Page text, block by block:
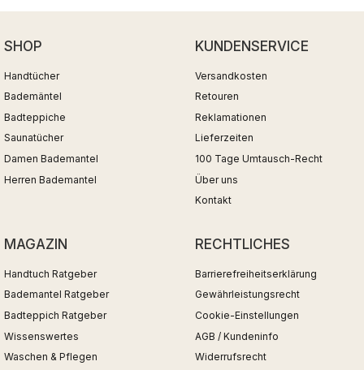
SHOP
Handtücher
Bademäntel
Badteppiche
Saunatücher
Damen Bademantel
Herren Bademantel
KUNDENSERVICE
Versandkosten
Retouren
Reklamationen
Lieferzeiten
100 Tage Umtausch-Recht
Über uns
Kontakt
MAGAZIN
Handtuch Ratgeber
Bademantel Ratgeber
Badteppich Ratgeber
Wissenswertes
Waschen & Pflegen
RECHTLICHES
Barrierefreiheitserklärung
Gewährleistungsrecht
Cookie-Einstellungen
AGB / Kundeninfo
Widerrufsrecht